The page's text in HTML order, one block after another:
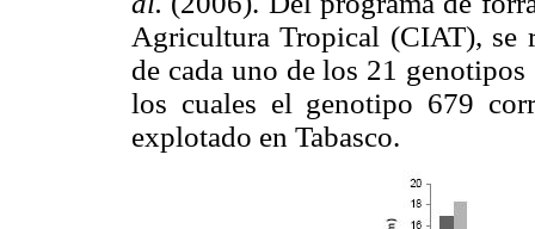
Agricultura Tropical (CIAT), se
de cada uno de los 21
los cuales el genotipo 679
explotado en Tabasco.